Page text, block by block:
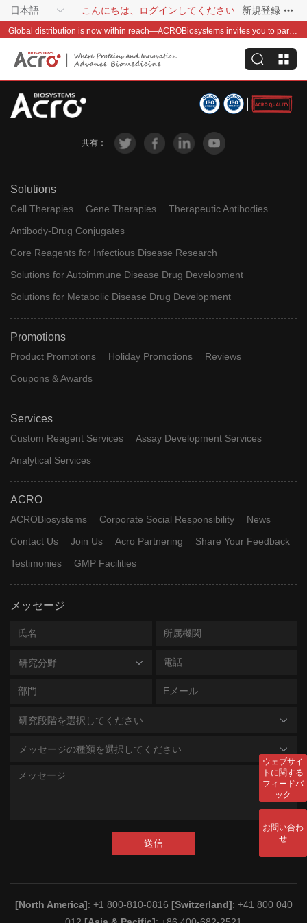
日本語 こんにちは、ログインしてください 新規登録
Global distribution is now within reach—ACROBiosystems invites you to partner with us~
共有：
Solutions
Cell Therapies Gene Therapies
Therapeutic Antibodies
Antibody-Drug Conjugates
Core Reagents for Infectious Disease Research
Solutions for Autoimmune Disease Drug Development
Solutions for Metabolic Disease Drug Development
Promotions
Product Promotions Holiday Promotions
Reviews
Coupons & Awards
Services
Custom Reagent Services
Assay Development Services
Analytical Services
ACRO
ACROBiosystems Corporate Social Responsibility
News
Contact Us
Join Us Acro Partnering
Share Your Feedback
Testimonies
GMP Facilities
メッセージ
研究分野
研究段階を選択してください
メッセージの種類を選択してください
送信
[North America]: +1 800-810-0816 [Switzerland]: +41 800 040
ウェブサイ
トに関する
フィードバ
ック
お問い合わ
せ